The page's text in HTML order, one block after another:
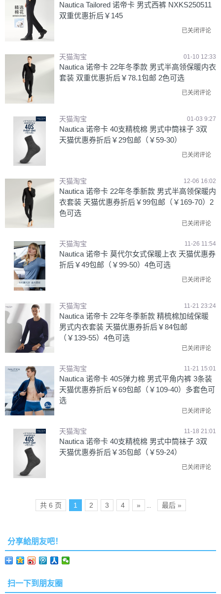
Nautica Tailored 诺帝卡 男式西裤 NXKS250511
双重优惠折后￥145
已关闭评论
天猫淘宝 01-10 12:33
Nautica 诺帝卡 22年冬季款 男式半高领保暖内衣
套装 双重优惠折后￥78.1包邮 2色可选
已关闭评论
天猫淘宝 01-03 9:27
Nautica 诺帝卡 40支精梳棉 男式中筒袜子 3双
天猫优惠券折后￥29包邮（￥59-30）
已关闭评论
天猫淘宝 12-06 16:02
Nautica 诺帝卡 22年冬季新款 男式半高领保暖内
衣套装 天猫优惠券折后￥99包邮（￥169-70）2
色可选
已关闭评论
天猫淘宝 11-26 11:54
Nautica 诺帝卡 莫代尔女式保暖上衣 天猫优惠券
折后￥49包邮（￥99-50）4色可选
已关闭评论
天猫淘宝 11-21 23:24
Nautica 诺帝卡 22年冬季新款 精梳棉加绒保暖
男式内衣套装 天猫优惠券折后￥84包邮
（￥139-55）4色可选
已关闭评论
天猫淘宝 11-21 15:01
Nautica 诺帝卡 40S弹力棉 男式平角内裤 3条装
天猫优惠券折后￥69包邮（￥109-40）多套色可
选
已关闭评论
天猫淘宝 11-18 21:01
Nautica 诺帝卡 40支精梳棉 男式中筒袜子 3双
天猫优惠券折后￥35包邮（￥59-24）
已关闭评论
共 6 页 1 2 3 4 » ... 最后 »
分享給朋友吧！
扫一下到朋友圈